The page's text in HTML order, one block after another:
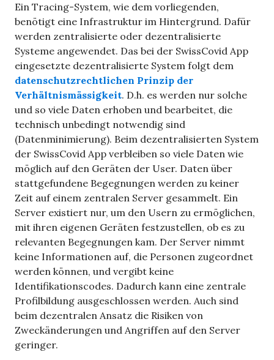
Ein Tracing-System, wie dem vorliegenden,
benötigt eine Infrastruktur im Hintergrund. Dafür
werden zentralisierte oder dezentralisierte
Systeme angewendet. Das bei der SwissCovid App
eingesetzte dezentralisierte System folgt dem
datenschutzrechtlichen Prinzip der
Verhältnismässigkeit. D.h. es werden nur solche
und so viele Daten erhoben und bearbeitet, die
technisch unbedingt notwendig sind
(Datenminimierung). Beim dezentralisierten System
der SwissCovid App verbleiben so viele Daten wie
möglich auf den Geräten der User. Daten über
stattgefundene Begegnungen werden zu keiner
Zeit auf einem zentralen Server gesammelt. Ein
Server existiert nur, um den Usern zu ermöglichen,
mit ihren eigenen Geräten festzustellen, ob es zu
relevanten Begegnungen kam. Der Server nimmt
keine Informationen auf, die Personen zugeordnet
werden können, und vergibt keine
Identifikationscodes. Dadurch kann eine zentrale
Profilbildung ausgeschlossen werden. Auch sind
beim dezentralen Ansatz die Risiken von
Zweckänderungen und Angriffen auf den Server
geringer.